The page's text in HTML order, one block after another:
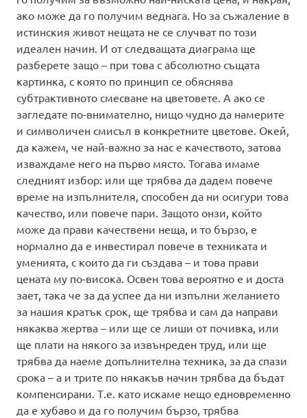
ако може да го получим веднага. Но за съжаление в
истинския живот нещата не се случват по този
идеален начин. И от следващата диаграма ще
разберете защо – при това с абсолютно същата
картинка, с която по принцип се обяснява
субтрактивното смесване на цветовете. А ако се
загледате по-внимателно, нищо чудно да намерите
и символичен смисъл в конкретните цветове. Окей,
да кажем, че най-важно за нас е качеството, затова
изваждаме него на първо място. Тогава имаме
следният избор: или ще трябва да дадем повече
време на изпълнителя, способен да ни осигури това
качество, или повече пари. Защото онзи, който
може да прави качествени неща, и то бързо, е
нормално да е инвестирал повече в техниката и
уменията, с които да ги създава – и това прави
цената му по-висока. Освен това вероятно е и доста
зает, така че за да успее да ни изпълни желанието
за нашия кратък срок, ще трябва и сам да направи
някаква жертва – или ще се лиши от почивка, или
ще плати на някого за извънреден труд, или ще
трябва да наеме допълнителна техника, за да спази
срока – а и трите по някакъв начин трябва да бъдат
компенсирани. Т.е. като искаме нещо едновременно
да е хубаво и да го получим бързо, трябва